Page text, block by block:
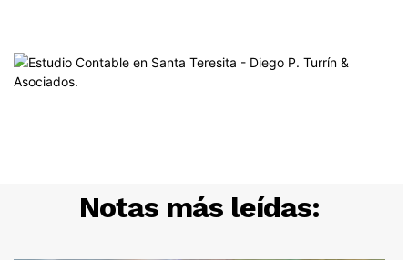
Notas más leídas: